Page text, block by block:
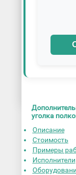
уголка
Описание
Стоимость
Примеры
Исполнители